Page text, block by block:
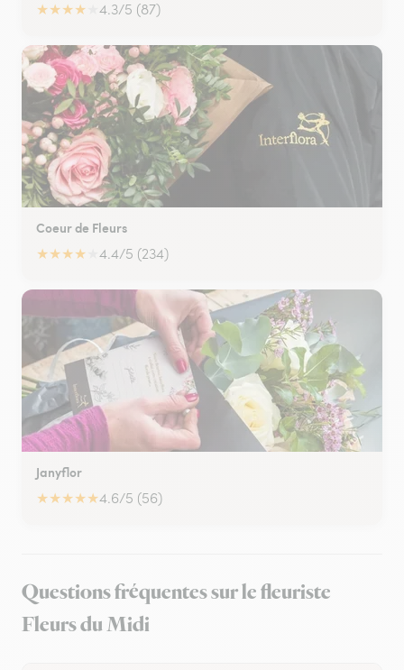
★★★★ 4.3/5 (87)
Coeur de Fleurs
★★★★ 4.4/5 (234)
Janyflor
★★★★★4.6/5 (56)
Questions fréquentes sur le fleuriste
Fleurs du Midi